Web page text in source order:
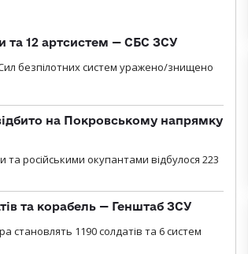
та 12 артсистем — СБС ЗСУ
безпілотних систем уражено/знищено
на Покровському напрямку
російськими окупантами відбулося 223
та корабель — Генштаб ЗСУ
становлять 1190 солдатів та 6 систем